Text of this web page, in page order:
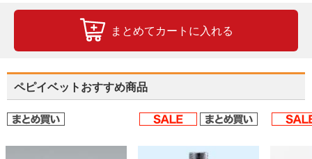
まとめてカートに入れる
ペピイベットおすすめ商品